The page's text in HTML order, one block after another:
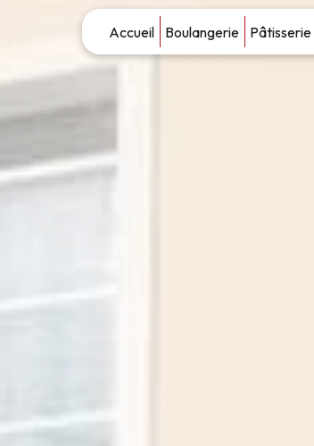
Accueil Boulangerie Pâtisserie